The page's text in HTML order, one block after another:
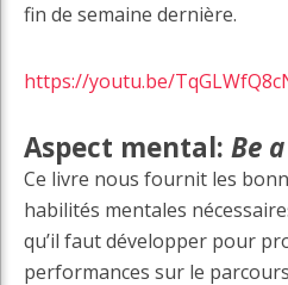
fin de semaine dernière.
https://youtu.be/
Aspect mental: Be
Ce livre nous fournit les
habilités mentales
qu’il faut développer pour
performances sur le